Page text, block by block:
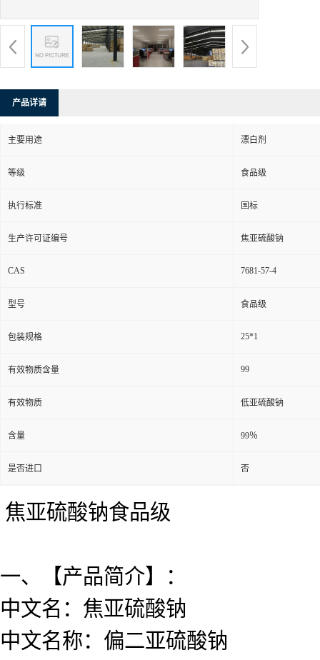
产品详请
主要用途 漂白剂
等级 食品级
执行标准 国标
生产许可证编号 焦亚硫酸钠
CAS 7681-57-4
型号 食品级
包装规格 25*1
有效物质含量 99
有效物质 低亚硫酸钠
含量 99％
是否进口 否
焦亚硫酸钠食品级
一、【产品简介】：
中文名：焦亚硫酸钠
中文名称：偏二亚硫酸钠